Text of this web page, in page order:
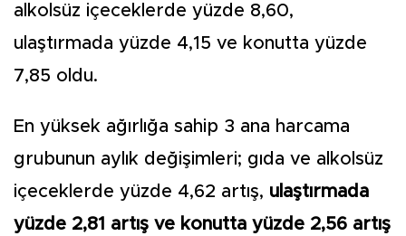
alkolsüz içeceklerde yüzde 8,60,
ulaştırmada yüzde 4,15 ve konutta yüzde
7,85 oldu.
En yüksek ağırlığa sahip 3 ana harcama
grubunun aylık değişimleri; gıda ve alkolsüz
içeceklerde yüzde 4,62 artış, ulaştırmada
yüzde 2,81 artış ve konutta yüzde 2,56 artış